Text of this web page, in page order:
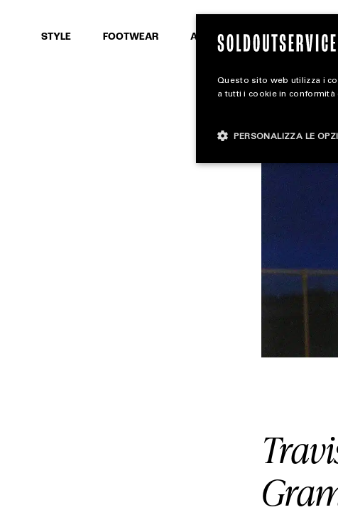
STYLE FOOTWEAR ACCESSORIES
SEARCH
Questo sito web utilizza i
a tutti i cookie in
PERSONALIZZA LE